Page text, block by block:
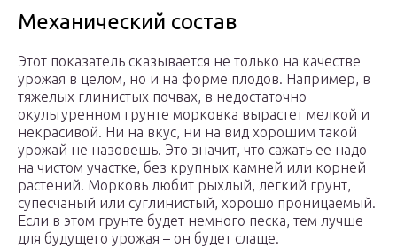
Механический состав
Этот показатель сказывается не только на качестве
урожая в целом, но и на форме плодов. Например, в
тяжелых глинистых почвах, в недостаточно
окультуренном грунте морковка вырастет мелкой и
некрасивой. Ни на вкус, ни на вид хорошим такой
урожай не назовешь. Это значит, что сажать ее надо
на чистом участке, без крупных камней или корней
растений. Морковь любит рыхлый, легкий грунт,
супесчаный или суглинистый, хорошо проницаемый.
Если в этом грунте будет немного песка, тем лучше
для будущего урожая – он будет слаще.